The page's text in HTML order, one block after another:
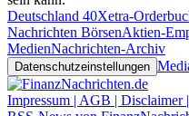
Deutschland 40Xetra-
Nachrichten BörsenAktien-
MedienNachrichten-Archiv
Datenschutzeinstellungen
Impressum | AGB | Disclaimer